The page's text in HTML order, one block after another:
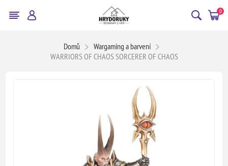
0
Domů
Wargaming a barvení
WARRIORS OF CHAOS SORCERER OF CHAOS